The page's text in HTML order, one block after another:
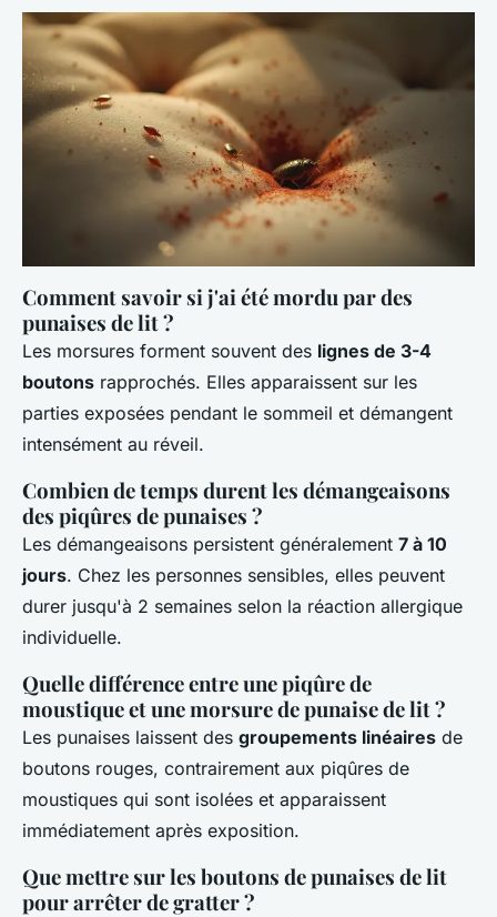
Comment savoir si j'ai été mordu par des
punaises de lit ?
Les morsures forment souvent des lignes de 3-4
boutons rapprochés. Elles apparaissent sur les
parties exposées pendant le sommeil et démangent
intensément au réveil.
Combien de temps durent les démangeaisons
des piqûres de punaises ?
Les démangeaisons persistent généralement 7 à 10
jours. Chez les personnes sensibles, elles peuvent
durer jusqu'à 2 semaines selon la réaction allergique
individuelle.
Quelle différence entre une piqûre de
moustique et une morsure de punaise de lit ?
Les punaises laissent des groupements linéaires de
boutons rouges, contrairement aux piqûres de
moustiques qui sont isolées et apparaissent
immédiatement après exposition.
Que mettre sur les boutons de punaises de lit
pour arrêter de gratter ?